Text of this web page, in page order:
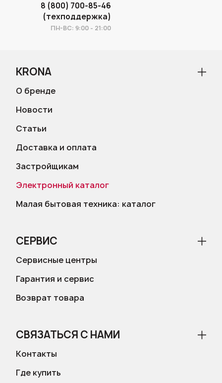
8 (800) 700-85-46
(техподдержка)
ПН-ВС: 9:00 - 21:00
KRONA
О бренде
Новости
Статьи
Доставка и оплата
Застройщикам
Электронный каталог
Малая бытовая техника: каталог
СЕРВИС
Сервисные центры
Гарантия и сервис
Возврат товара
СВЯЗАТЬСЯ С НАМИ
Контакты
Где купить